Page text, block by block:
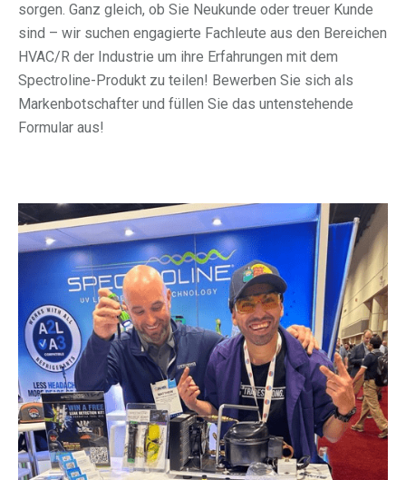
sorgen. Ganz gleich, ob Sie Neukunde oder treuer Kunde
sind – wir suchen engagierte Fachleute aus den Bereichen
HVAC/R der Industrie um ihre Erfahrungen mit dem
Spectroline-Produkt zu teilen! Bewerben Sie sich als
Markenbotschafter und füllen Sie das untenstehende
Formular aus!